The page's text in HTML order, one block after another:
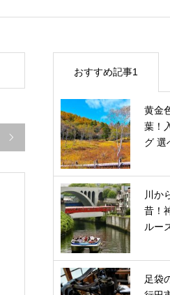

おすすめ記事1
黄金
葉！
グ 選
川か
昔！
ルー
足袋